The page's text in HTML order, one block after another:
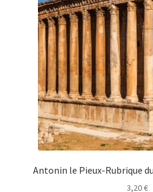
Antonin le Pieux-Rubrique
3,20€